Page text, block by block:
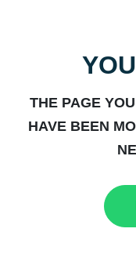
THE PAGE
HAVE BEEN